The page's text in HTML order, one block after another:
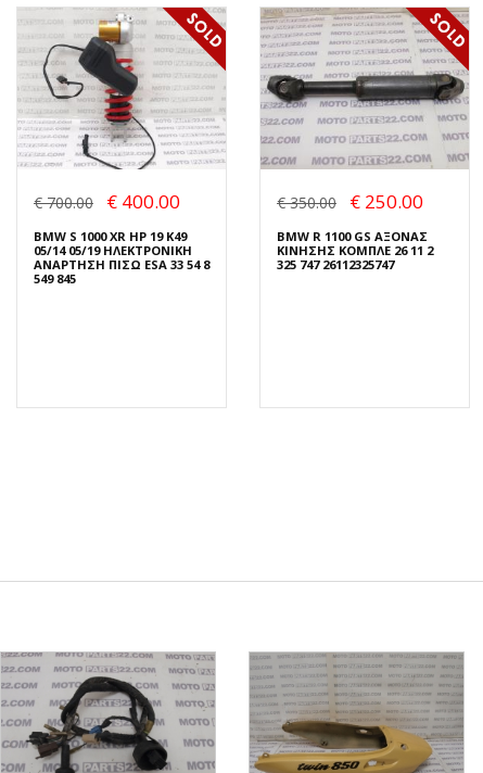
€ 700.00 € 400.00
BMW S 1000 XR HP 19 K49
05/14 05/19 ΗΛΕΚΤΡΟΝΙΚΗ
ΑΝΑΡΤΗΣΗ ΠΙΣΩ ESA 33 54 8
549 845
€ 350.00 € 250.00
BMW R 1100 GS ΑΞΟΝΑΣ
ΚΙΝΗΣΗΣ ΚΟΜΠΛΕ 26 11 2
325 747 26112325747